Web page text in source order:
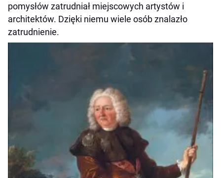
pomysłów zatrudniał miejscowych artystów i
architektów. Dzięki niemu wiele osób znalazło
zatrudnienie.